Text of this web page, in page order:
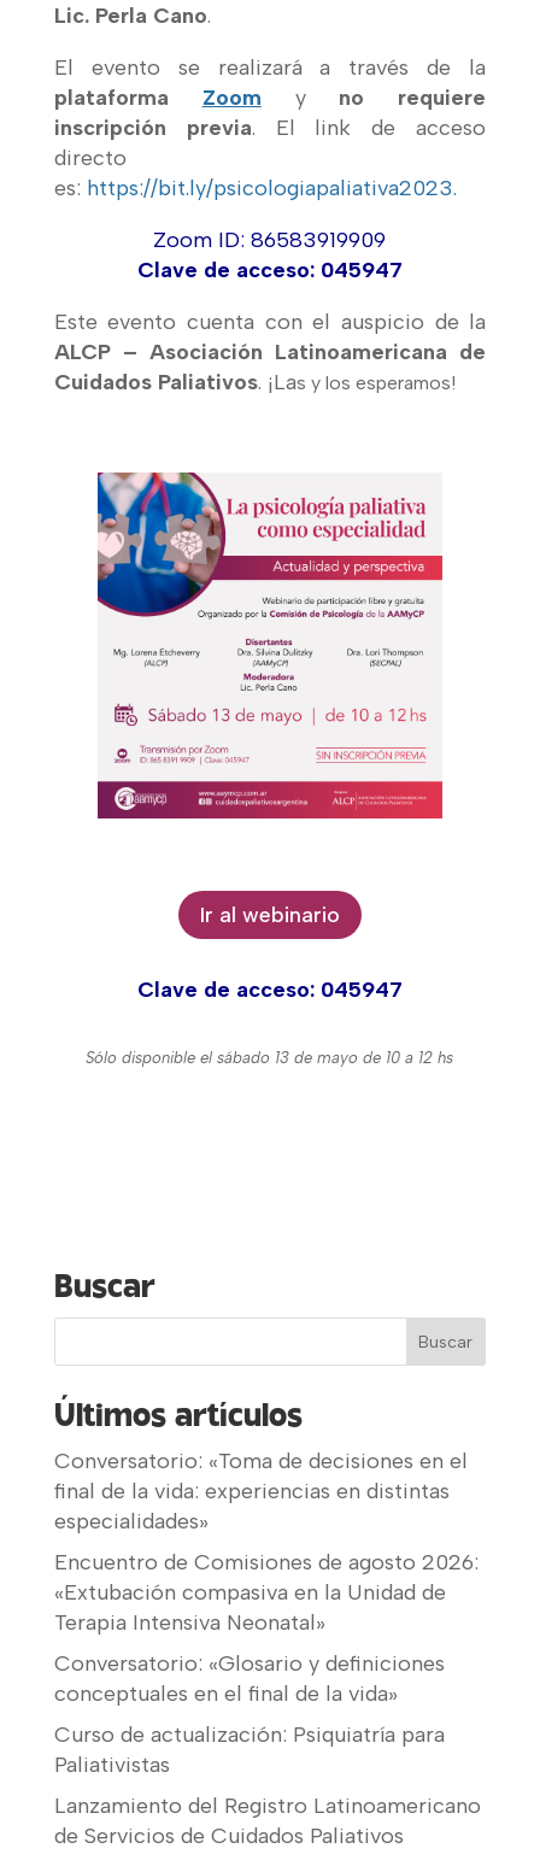
Lic. Perla Cano.
El evento se realizará a través de la
plataforma Zoom y no requiere
inscripción previa. El link de acceso
directo
es: https://bit.ly/psicologiapaliativa2023.
Zoom ID: 86583919909
Clave de acceso: 045947
Este evento cuenta con el auspicio de la
ALCP – Asociación Latinoamericana de
Cuidados Paliativos. ¡Las y los esperamos!
Ir al webinario
Clave de acceso: 045947
Sólo disponible el sábado 13 de mayo de 10 a 12 hs
Buscar
Últimos artículos
Conversatorio: «Toma de decisiones en el
final de la vida: experiencias en distintas
especialidades»
Encuentro de Comisiones de agosto 2026:
«Extubación compasiva en la Unidad de
Terapia Intensiva Neonatal»
Conversatorio: «Glosario y definiciones
conceptuales en el final de la vida»
Curso de actualización: Psiquiatría para
Paliativistas
Lanzamiento del Registro Latinoamericano
de Servicios de Cuidados Paliativos